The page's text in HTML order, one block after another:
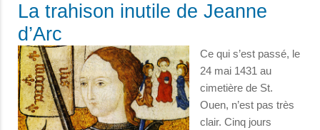
La trahison inutile de Jeanne
d’Arc
Ce qui s’est passé, le
24 mai 1431 au
cimetière de St.
Ouen, n’est pas très
clair. Cinq jours